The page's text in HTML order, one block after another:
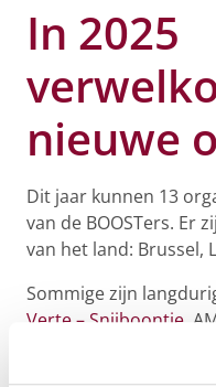
In 2025
nieuwe
Dit jaar kunnen 13
van de BOOSTers. Er
van het land: Brussel,
Sommige zijn
Verte – Snijboontje ,